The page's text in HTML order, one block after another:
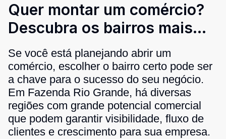
Quer montar um comércio?
Descubra os bairros mais
estratégicos para alugar um
ponto!
Se você está planejando abrir um
comércio, escolher o bairro certo pode ser
a chave para o sucesso do seu negócio.
Em Fazenda Rio Grande, há diversas
regiões com grande potencial comercial
que podem garantir visibilidade, fluxo de
clientes e crescimento para sua empresa.